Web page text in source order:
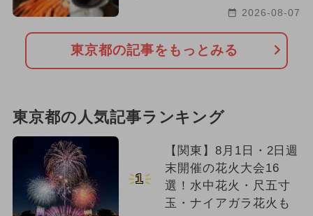
2026-08-07
東京都の記事をもっとみる
東京都の人気記事ランキング
1
【関東】8月1日・2日週
末開催の花火大会16
選！水中花火・尺五寸
玉・ナイアガラ花火も